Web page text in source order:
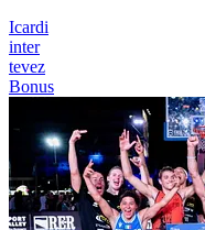
Icardi
inter
tevez
Bonus